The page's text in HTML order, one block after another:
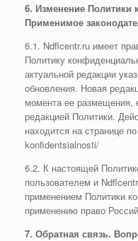
6. Изменение Политики
Применимое
6.1. Ndflcentr.ru имеет
Политику
актуальной редакции
обновления. Новая
момента ее размещения,
редакцией Политики.
находится на странице
konfidentsialnosti/
6.2. К настоящей
пользователем и
применением Политики
применению право
7. Обратная связь.